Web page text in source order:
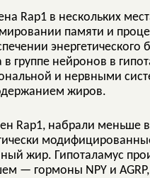
Rap1 в нескольких
памяти и
в группе нейронов в
и нервными
жиров.
Rap1, набрали меньше
жир. Гипоталамус
— гормоны NPY и